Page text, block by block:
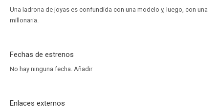
Una ladrona de joyas es confundida con una modelo y, luego, con una
millonaria.
Fechas de estrenos
No hay ninguna fecha. Añadir
Enlaces externos